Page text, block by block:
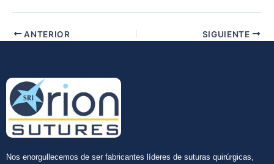
Enviar
ANTERIOR SIGUIENTE
Nos enorgullecemos de ser fabricantes líderes de suturas quirúrgicas,